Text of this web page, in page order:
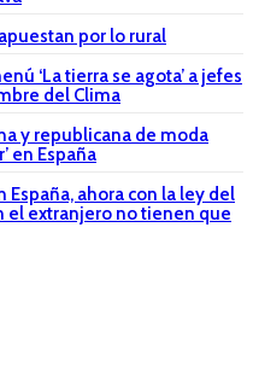
por lo rural
‘La tierra se agota’ a jefes
del Clima
y republicana de moda
en España
ahora con la ley del
el extranjero no tienen que